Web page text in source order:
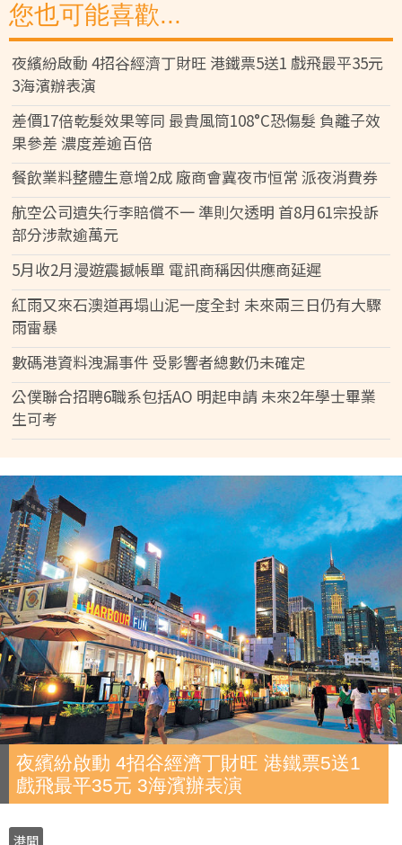
您也可能喜歡...
夜繽紛啟動 4招谷經濟丁財旺 港鐵票5送1 戲飛最平35元
3海濱辦表演
差價17倍乾髮效果等同 最貴風筒108°C恐傷髮 負離子效
果參差 濃度差逾百倍
餐飲業料整體生意增2成 廠商會冀夜市恒常 派夜消費券
航空公司遺失行李賠償不一 準則欠透明 首8月61宗投訴
部分涉款逾萬元
5月收2月漫遊震撼帳單 電訊商稱因供應商延遲
紅雨又來石澳道再塌山泥一度全封 未來兩三日仍有大驟
雨雷暴
數碼港資料洩漏事件 受影響者總數仍未確定
公僕聯合招聘6職系包括AO 明起申請 未來2年學士畢業
生可考
夜繽紛啟動 4招谷經濟丁財旺 港鐵票5送1
戲飛最平35元 3海濱辦表演
港聞